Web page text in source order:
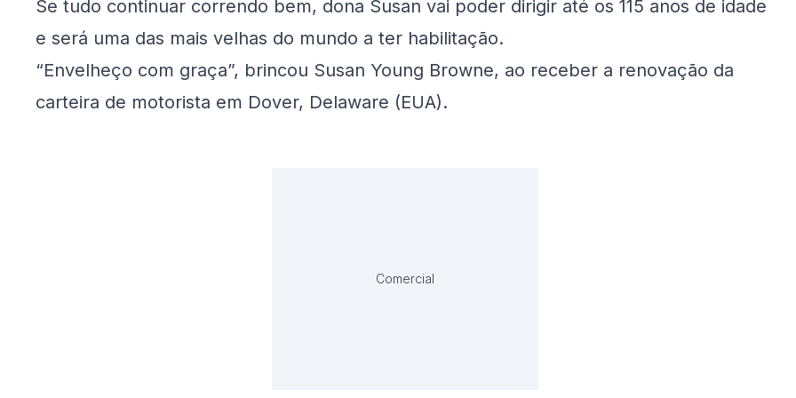
Se tudo continuar correndo bem, dona Susan vai poder dirigir até os 115 anos de idade
e será uma das mais velhas do mundo a ter habilitação.
“Envelheço com graça”, brincou Susan Young Browne, ao receber a renovação da
carteira de motorista em Dover, Delaware (EUA).
Comercial